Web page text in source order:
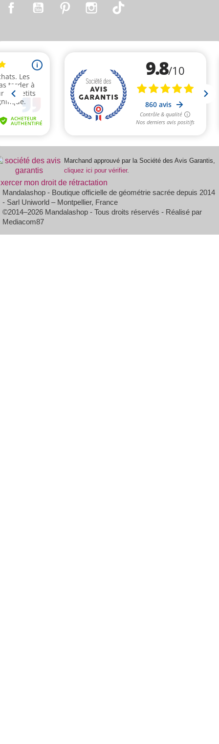
Facebook YouTube Pinterest Instagram
Marchand approuvé par la Société des Avis Garantis,
cliquez ici pour vérifier.
mon droit de rétractation
Mandalashop - Boutique officielle de géométrie sacrée depuis 2014
- Sarl Uniworld – Montpellier, France
©2014–2026 Mandalashop - Tous droits réservés - Réalisé par
Mediacom87